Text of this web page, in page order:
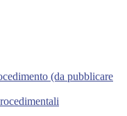
(da pubblicare